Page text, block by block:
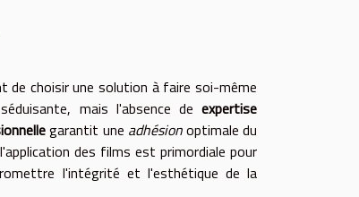
de choisir une solution à faire soi-même
mais l'absence deexpertise
garantit une adhésionoptimale du
des films est primordiale pour
l'intégrité et l'esthétique de la